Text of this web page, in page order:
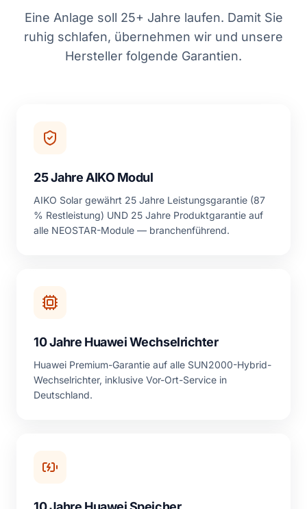
Eine Anlage soll 25+ Jahre laufen. Damit Sie
ruhig schlafen, übernehmen wir und unsere
Hersteller folgende Garantien.
25 Jahre AIKO Modul
AIKO Solar gewährt 25 Jahre Leistungsgarantie (87
% Restleistung) UND 25 Jahre Produktgarantie auf
alle NEOSTAR-Module — branchenführend.
10 Jahre Huawei Wechselrichter
Huawei Premium-Garantie auf alle SUN2000-Hybrid-
Wechselrichter, inklusive Vor-Ort-Service in
Deutschland.